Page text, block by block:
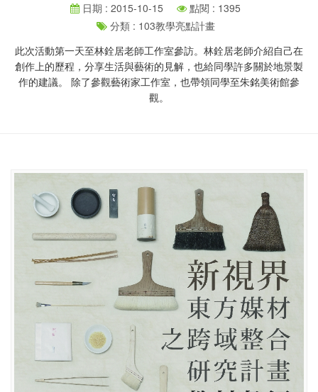
日期 : 2015-10-15
點閱 : 1395
分類 : 103教學亮點計畫
此次活動第一天至林銓居老師工作室參訪。林銓居老師介紹自己在
創作上的歷程，分享生活與藝術的見解，也給同學許多關於地景製
作的建議。 除了參觀藝術家工作室，也帶領同學至朱銘美術館參
觀。